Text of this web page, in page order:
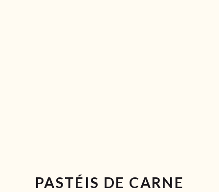
PASTÉIS DE CARNE